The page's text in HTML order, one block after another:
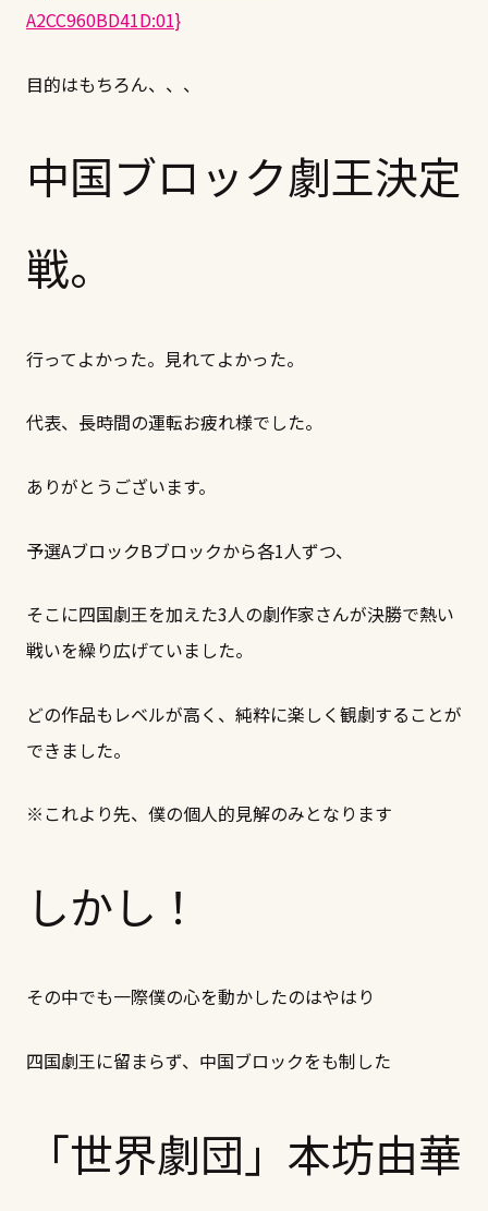
目的はもちろん、、、
中国ブロック劇王決定
戦。
行ってよかった。見れてよかった。
代表、長時間の運転お疲れ様でした。
ありがとうございます。
予選AブロックBブロックから各1人ずつ、
そこに四国劇王を加えた3人の劇作家さんが決勝で熱い
戦いを繰り広げていました。
どの作品もレベルが高く、純粋に楽しく観劇することが
できました。
※これより先、僕の個人的見解のみとなります
しかし！
その中でも一際僕の心を動かしたのはやはり
四国劇王に留まらず、中国ブロックをも制した
「世界劇団」本坊由華